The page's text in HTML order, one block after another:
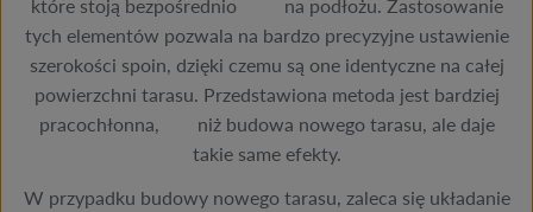
które stoją bezpośrednio na podłożu. Zastosowanie
tych elementów pozwala na bardzo precyzyjne ustawienie
szerokości spoin, dzięki czemu są one identyczne na całej
powierzchni tarasu. Przedstawiona metoda jest bardziej
pracochłonna, niż budowa nowego tarasu, ale daje
takie same efekty.
W przypadku budowy nowego tarasu, zaleca się układanie